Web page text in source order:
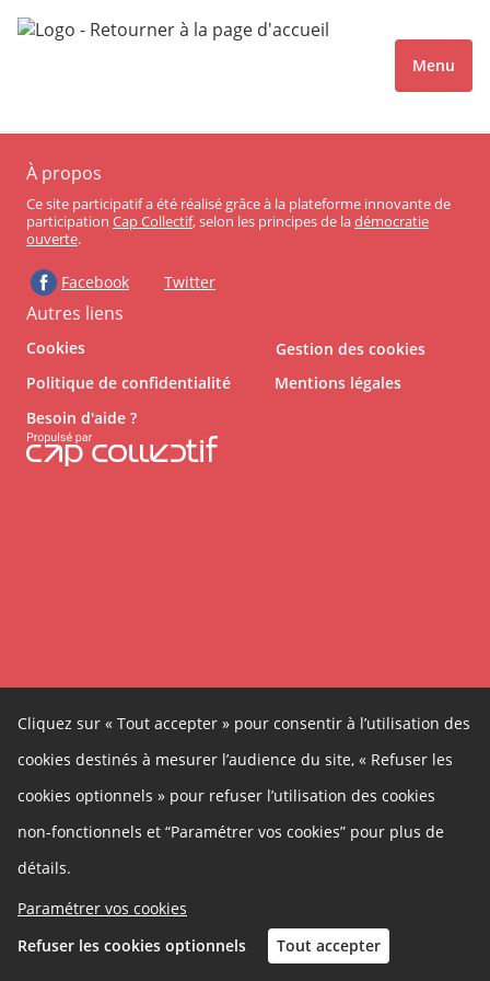
Menu
Cliquez sur « Tout accepter » pour consentir à l’utilisation des
cookies destinés à mesurer l’audience du site, « Refuser les
cookies optionnels » pour refuser l’utilisation des cookies
non-fonctionnels et “Paramétrer vos cookies” pour plus de
détails.
Paramétrer vos cookies
Refuser les cookies optionnels
Tout accepter
À propos
Ce site participatif a été réalisé grâce à la plateforme innovante de
participation Cap Collectif, selon les principes de ladémocratie
ouverte.
Facebook Twitter
Autres liens
Cookies
Gestion des cookies
Politique de confidentialité
Mentions légales
Besoin d'aide ?